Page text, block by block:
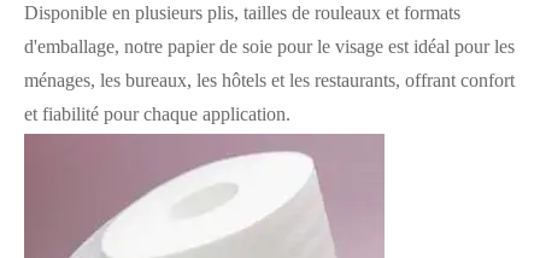
Disponible en plusieurs plis, tailles de rouleaux et formats
d'emballage, notre papier de soie pour le visage est idéal pour les
ménages, les bureaux, les hôtels et les restaurants, offrant confort
et fiabilité pour chaque application.